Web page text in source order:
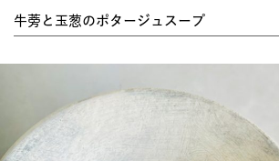
牛蒡と玉葱のポタージュスープ